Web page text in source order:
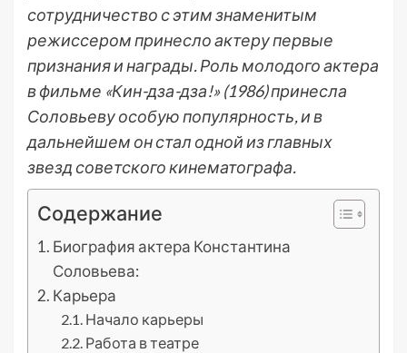
сотрудничество с этим знаменитым
режиссером принесло актеру первые
признания и награды. Роль молодого актера
в фильме «Кин-дза-дза!» (1986) принесла
Соловьеву особую популярность, и в
дальнейшем он стал одной из главных
звезд советского кинематографа.
Содержание
Биография актера Константина
Соловьева:
Карьера
Начало карьеры
Работа в театре